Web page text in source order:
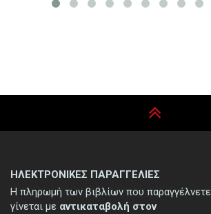
ΗΛΕΚΤΡΟΝΙΚΕΣ ΠΑΡΑΓΓΕΛΙΕΣ
Η πληρωμή των βιβλίων που παραγγέλνετε
γίνεται με αντικαταβολή στον